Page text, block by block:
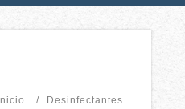
Inicio / Desinfectantes